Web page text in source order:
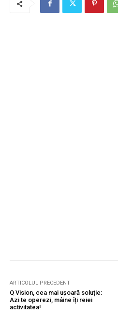
ARTICOLUL PRECEDENT
Q Vision, cea mai ușoară soluție:
Azi te operezi, mâine îți reiei
activitatea!